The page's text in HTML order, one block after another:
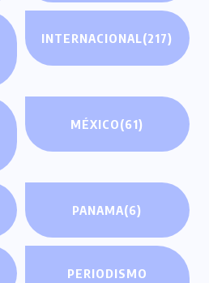
INTERNACIONAL(217)
MÉXICO(61)
PANAMA(6)
PERIODISMO